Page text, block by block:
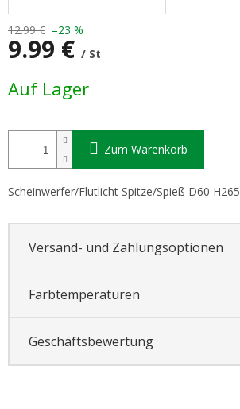
12.99 € –23 %
9.99 € / St
Auf Lager
Zum Warenkorb
Scheinwerfer/Flutlicht Spitze/Spieß D60 H265
Versand- und Zahlungsoptionen
Farbtemperaturen
Geschäftsbewertung